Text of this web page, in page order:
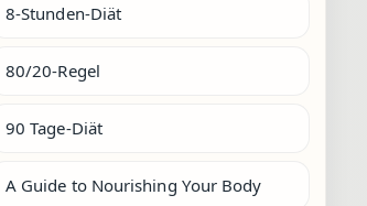
8-Stunden-Diät
80/20-Regel
90 Tage-Diät
A Guide to Nourishing Your Body